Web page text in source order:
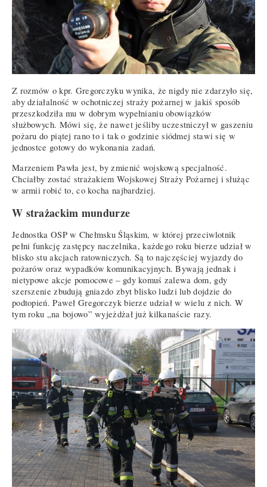
Z rozmów o kpr. Gregorczyku wynika, że nigdy nie zdarzyło się,
aby działalność w ochotniczej straży pożarnej w jakiś sposób
przeszkodziła mu w dobrym wypełnianiu obowiązków
służbowych. Mówi się, że nawet jeśliby uczestniczył w gaszeniu
pożaru do piątej rano to i tak o godzinie siódmej stawi się w
jednostce gotowy do wykonania zadań.
Marzeniem Pawła jest, by zmienić wojskową specjalność.
Chciałby zostać strażakiem Wojskowej Straży Pożarnej i służąc
w armii robić to, co kocha najbardziej.
W strażackim mundurze
Jednostka OSP w Chełmsku Śląskim, w której przeciwlotnik
pełni funkcję zastępcy naczelnika, każdego roku bierze udział w
blisko stu akcjach ratowniczych. Są to najczęściej wyjazdy do
pożarów oraz wypadków komunikacyjnych. Bywają jednak i
nietypowe akcje pomocowe – gdy komuś zalewa dom, gdy
szerszenie zbudują gniazdo zbyt blisko ludzi lub dojdzie do
podtopień. Paweł Gregorczyk bierze udział w wielu z nich. W
tym roku „na bojowo” wyjeżdżał już kilkanaście razy.